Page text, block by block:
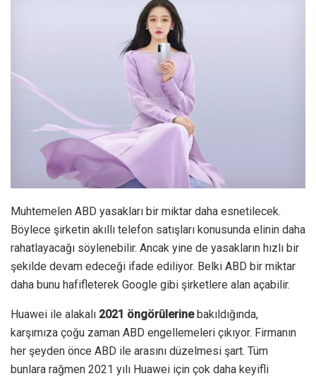
Muhtemelen ABD yasakları bir miktar daha esnetilecek.
Böylece şirketin akıllı telefon satışları konusunda elinin daha
rahatlayacağı söylenebilir. Ancak yine de yasakların hızlı bir
şekilde devam edeceği ifade ediliyor. Belki ABD bir miktar
daha bunu hafifleterek Google gibi şirketlere alan açabilir.
Huawei ile alakalı 2021 öngörülerinebakıldığında,
karşımıza çoğu zaman ABD engellemeleri çıkıyor. Firmanın
her şeyden önce ABD ile arasını düzelmesi şart. Tüm
bunlara rağmen 2021 yılı Huawei için çok daha keyifli